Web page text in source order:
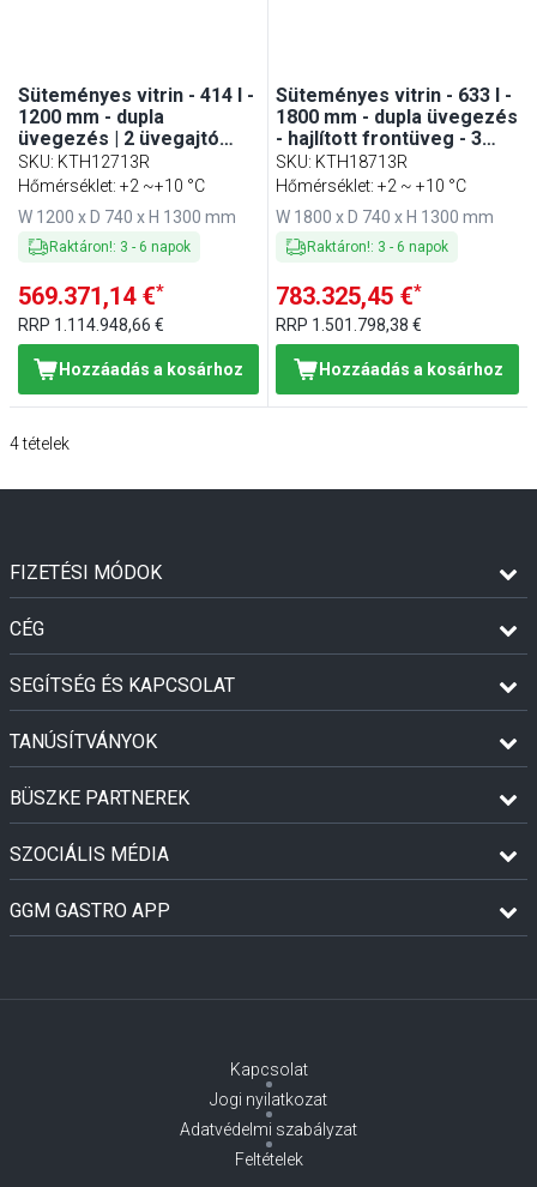
Süteményes vitrin - 414 l -
1200 mm - dupla
üvegezés | 2 üvegajtó
tolóajtó - 3 üvegpolccal -
LED világítással, R290
SKU: KTH12713R
Hőmérséklet: +2 ~+10 °C
W 1200 x D 740 x H 1300 mm
Raktáron!: 3 - 6 napok
569.371,14 €*
RRP 1.114.948,66 €
Hozzáadás a kosárhoz
Süteményes vitrin - 633 l -
1800 mm - dupla üvegezés
- hajlított frontüveg - 3
üvegpolccal - LED
világítással
SKU: KTH18713R
Hőmérséklet: +2 ~ +10 °C
W 1800 x D 740 x H 1300 mm
Raktáron!: 3 - 6 napok
783.325,45 €*
RRP 1.501.798,38 €
Hozzáadás a kosárhoz
4tételek
FIZETÉSI MÓDOK
CÉG
SEGÍTSÉG ÉS KAPCSOLAT
TANÚSÍTVÁNYOK
BÜSZKE PARTNEREK
SZOCIÁLIS MÉDIA
GGM GASTRO APP
Kapcsolat
Jogi nyilatkozat
Adatvédelmi szabályzat
Feltételek